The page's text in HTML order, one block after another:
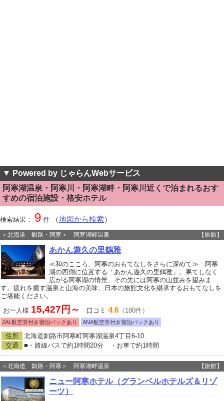
▼ Powered by じゃらんWebサービス
阿寒湖温泉・阿寒川・阿寒湖畔・阿寒川近くで泊まれるおす
すめの宿泊施設・格安ホテル
検索結果： 9 件 （地図から検索）
＜北海道 釧路・阿寒＞ 阿寒湖畔温泉 【旅館】
あかん遊久の里鶴雅
≪和のこころ、阿寒のおもてなしをさらに深めて≫ 阿寒
湖の西側に位置する「あかん遊久の里鶴雅」。果てしなく
広がる阿寒湖の情景、その先には阿寒の山並みを望みま
す。疲れを癒す温泉と山海の美味、日本の旅館文化を継承するおもてなしを
ご堪能ください。
お一人様 15,427円～ 口コミ 4.6 （180件）
JAL航空券付き宿泊パックあり ANA航空券付き宿泊パックあり
住所
北海道釧路市阿寒町阿寒湖温泉4丁目6-10
交通
■・路線バスで約1時間20分 ・お車で約1時間
＜北海道 釧路・阿寒＞ 阿寒湖畔温泉 【旅館】
ニュー阿寒ホテル（グランベルホテルズ＆リゾ
ーツ）